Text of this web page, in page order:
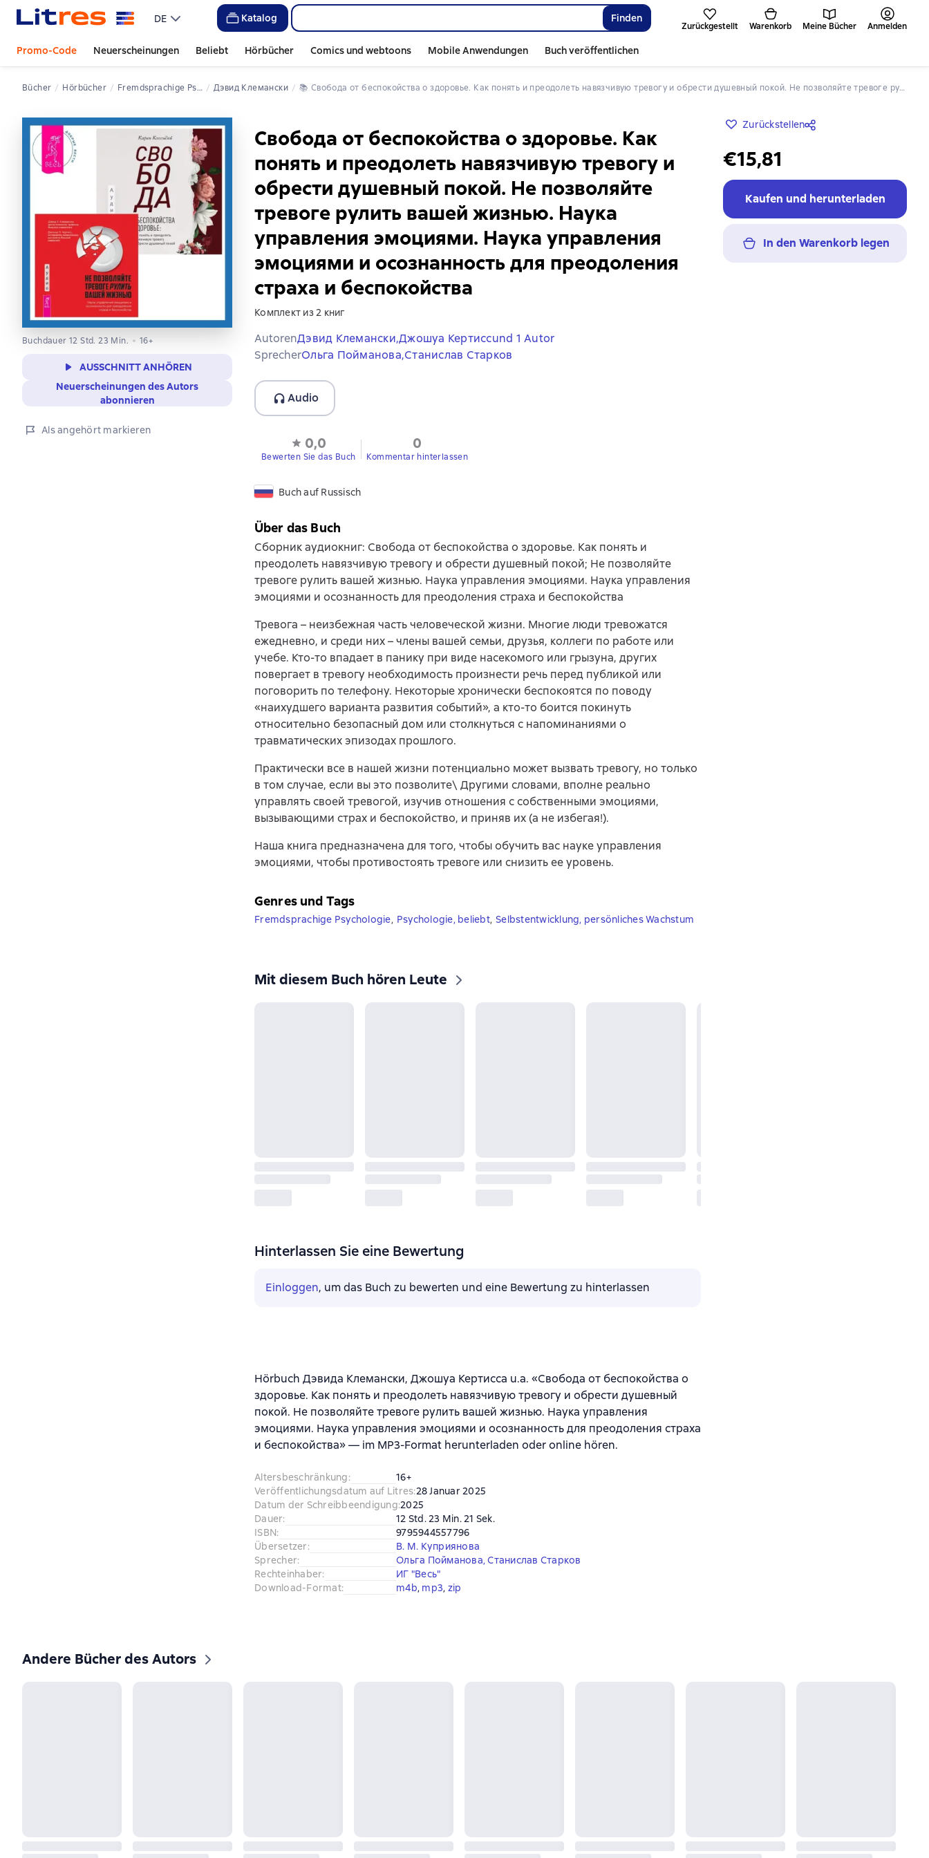
DE Katalog Finden
Zurückgestellt Warenkorb Meine Bücher Anmelden
Promo-Code Neuerscheinungen Beliebt Hörbücher Comics und webtoons Mobile Anwendungen Buch veröffentlichen
Bücher Hörbücher Fremdsprachige Psychologie Дэвид Клемански 📚 Свобода от беспокойства о здоровье. Как понять и преодолеть навязчивую тревогу и обрести душевный покой. Не позволяйте тревоге рулить вашей жизнью. Наука управления эмоциями. Наука управления эмоциями и осознанность для преодоления страха и беспокойства
Buchdauer 12 Std. 23 Min. 16+
AUSSCHNITT ANHÖREN
Neuerscheinungen des Autors
abonnieren
Als angehört markieren
Свобода от беспокойства о здоровье. Как
понять и преодолеть навязчивую тревогу и
обрести душевный покой. Не позволяйте
тревоге рулить вашей жизнью. Наука
управления эмоциями. Наука управления
эмоциями и осознанность для преодоления
страха и беспокойства
Комплект из 2 книг
AutorenДэвид Клемански,Джошуа Кертиссund 1 Autor
SprecherОльга Пойманова,Станислав Старков
Audio
0,0
Bewerten Sie das Buch
0
Kommentar hinterlassen
Buch auf Russisch
Zurückstellen
€15,81
Kaufen und herunterladen
In den Warenkorb legen
Über das Buch
Сборник аудиокниг: Свобода от беспокойства о здоровье. Как понять и
преодолеть навязчивую тревогу и обрести душевный покой; Не позволяйте
тревоге рулить вашей жизнью. Наука управления эмоциями. Наука управления
эмоциями и осознанность для преодоления страха и беспокойства
Тревога – неизбежная часть человеческой жизни. Многие люди тревожатся
ежедневно, и среди них – члены вашей семьи, друзья, коллеги по работе или
учебе. Кто-то впадает в панику при виде насекомого или грызуна, других
повергает в тревогу необходимость произнести речь перед публикой или
поговорить по телефону. Некоторые хронически беспокоятся по поводу
«наихудшего варианта развития событий», а кто-то боится покинуть
относительно безопасный дом или столкнуться с напоминаниями о
травматических эпизодах прошлого.
Практически все в нашей жизни потенциально может вызвать тревогу, но только
в том случае, если вы это позволите\ Другими словами, вполне реально
управлять своей тревогой, изучив отношения с собственными эмоциями,
вызывающими страх и беспокойство, и приняв их (а не избегая!).
Наша книга предназначена для того, чтобы обучить вас науке управления
эмоциями, чтобы противостоять тревоге или снизить ее уровень.
Genres und Tags
Fremdsprachige Psychologie, Psychologie, beliebt, Selbstentwicklung, persönliches Wachstum
Mit diesem Buch hören Leute
Hinterlassen Sie eine Bewertung
Einloggen, um das Buch zu bewerten und eine Bewertung zu hinterlassen
Hörbuch Дэвида Клемански, Джошуа Кертисса u.a. «Свобода от беспокойства о
здоровье. Как понять и преодолеть навязчивую тревогу и обрести душевный
покой. Не позволяйте тревоге рулить вашей жизнью. Наука управления
эмоциями. Наука управления эмоциями и осознанность для преодоления страха
и беспокойства» — im MP3-Format herunterladen oder online hören.
Altersbeschränkung:
16+
Veröffentlichungsdatum auf Litres:28 Januar 2025
Datum der Schreibbeendigung:2025
Dauer:
12 Std. 23 Min. 21 Sek.
ISBN:
9795944557796
Übersetzer:
В. М. Куприянова
Sprecher: Ольга Пойманова,Станислав Старков
Rechteinhaber:
ИГ "Весь"
Download-Format: m4b, mp3, zip
Andere Bücher des Autors